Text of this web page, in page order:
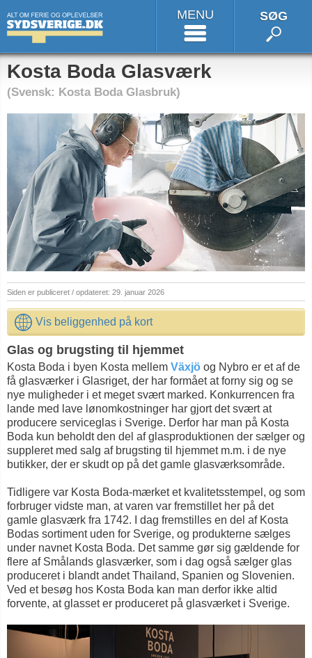
MENU SØG
Kosta Boda Glasværk
(Svensk: Kosta Boda Glasbruk)
Siden er publiceret / opdateret: 29. januar 2026
Vis beliggenhed på kort
Glas og brugsting til hjemmet
Kosta Boda i byen Kosta mellem Växjö og Nybro er et af de
få glasværker i Glasriget, der har formået at forny sig og se
nye muligheder i et meget svært marked. Konkurrencen fra
lande med lave lønomkostninger har gjort det svært at
producere serviceglas i Sverige. Derfor har man på Kosta
Boda kun beholdt den del af glasproduktionen der sælger og
suppleret med salg af brugsting til hjemmet m.m. i de nye
butikker, der er skudt op på det gamle glasværksområde.
Tidligere var Kosta Boda-mærket et kvalitetsstempel, og som
forbruger vidste man, at varen var fremstillet her på det
gamle glasværk fra 1742. I dag fremstilles en del af Kosta
Bodas sortiment uden for Sverige, og produkterne sælges
under navnet Kosta Boda. Det samme gør sig gældende for
flere af Smålands glasværker, som i dag også sælger glas
produceret i blandt andet Thailand, Spanien og Slovenien.
Ved et besøg hos Kosta Boda kan man derfor ikke altid
forvente, at glasset er produceret på glasværket i Sverige.